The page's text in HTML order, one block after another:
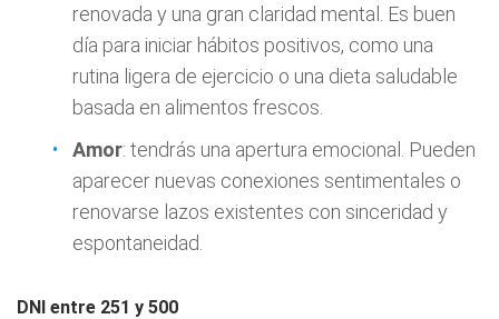
renovada y una gran claridad mental. Es buen
día para iniciar hábitos positivos, como una
rutina ligera de ejercicio o una dieta saludable
basada en alimentos frescos.
Amor: tendrás una apertura emocional. Pueden
aparecer nuevas conexiones sentimentales o
renovarse lazos existentes con sinceridad y
espontaneidad.
DNI entre 251 y 500